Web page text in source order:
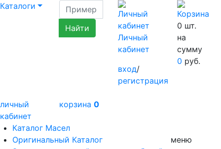
Каталоги
Личный
кабинет
вход/
регистрация
0 шт.
на
сумму
0 руб.
личный
кабинет
корзина 0
Каталог Масел
Оригинальный Каталог
меню